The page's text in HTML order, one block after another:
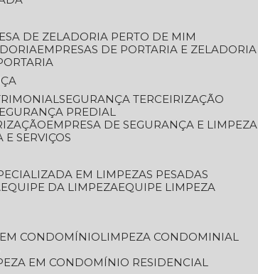
DE ZELADORIA PERTO DE MIM
EMPRESAS DE PORTARIA E ZELADORIA
SEGURANÇA TERCEIRIZAÇÃO
PREDIAL
EMPRESA DE SEGURANÇA E LIMPEZA
E SERVIÇOS
EM LIMPEZAS PESADAS
EQUIPE DA LIMPEZA EQUIPE LIMPEZA
CONDOMÍNIO
LIMPEZA CONDOMINIAL
EM CONDOMÍNIO RESIDENCIAL